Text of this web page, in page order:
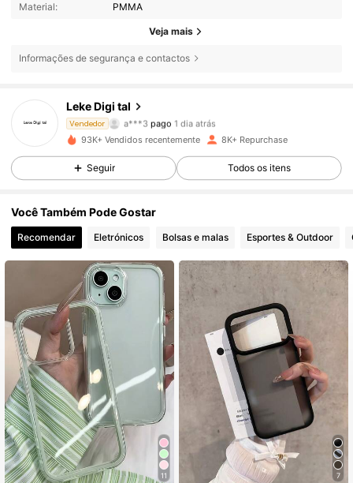
Material: PMMA
Veja mais
Informações de segurança e contactos
Leke Digi tal
Vendedor
4,85
3***9 seguiu 2 horas atrás
4,85 741 Seguidores
4,85 741 Seguidores
4,85 741 Seguidores
741 Seguidores
741 Seguidores
4,85 741 Seguidores
4,85 741 Seguidores
93K+ Vendidos recentemente 8K+ Repurchase
Seguir Todos os itens
Você Também Pode Gostar
Recomendar Eletrónicos Bolsas e malas Esportes & Outdoor
11 7